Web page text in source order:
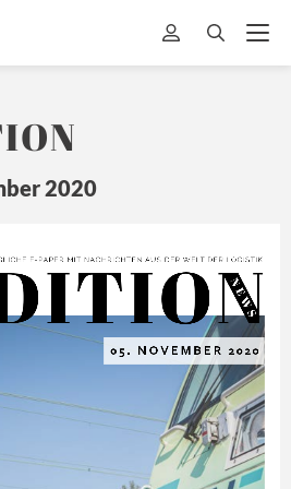
2020
E- PAPER MIT NA CHRICHTEN A US DER WELT DER LOGISTIK
N E
W S
05. NOVEMBER 2020